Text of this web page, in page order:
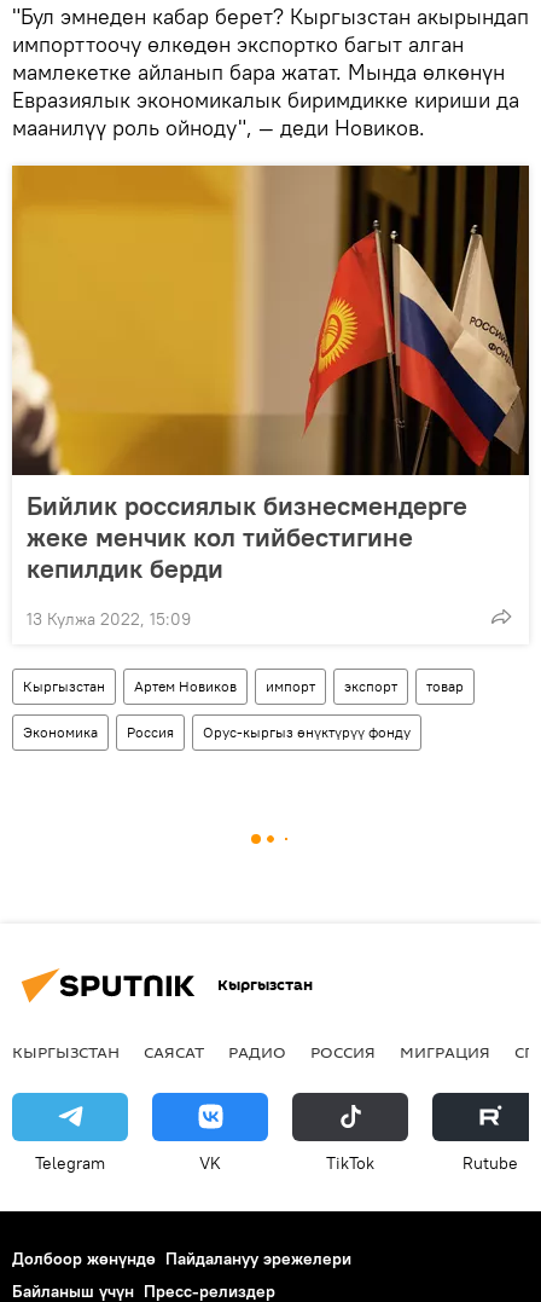
"Бул эмнеден кабар берет? Кыргызстан акырындап
импорттоочу өлкөдөн экспортко багыт алган
мамлекетке айланып бара жатат. Мында өлкөнүн
Евразиялык экономикалык биримдикке кириши да
маанилүү роль ойноду", — деди Новиков.
Бийлик россиялык бизнесмендерге
жеке менчик кол тийбестигине
кепилдик берди
13 Кулжа 2022, 15:09
Кыргызстан Артем Новиков импорт экспорт товар
Экономика Россия Орус-кыргыз өнүктүрүү фонду
Кыргызстан
КЫРГЫЗСТАН САЯСАТ РАДИО РОССИЯ МИГРАЦИЯ
Telegram VK ТikТоk Rutube
Долбоор жөнүндө Пайдалануу эрежелери
Байланыш үчүн Пресс-релиздер